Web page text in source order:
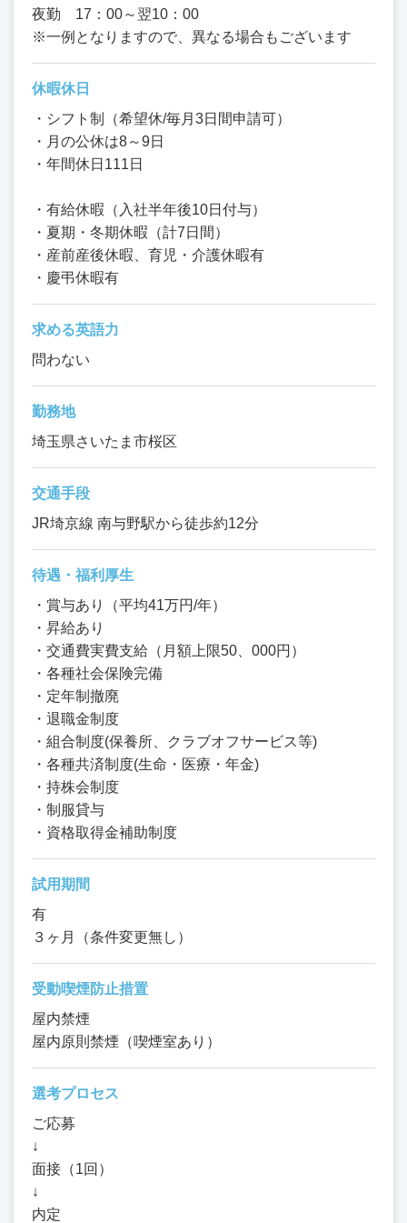
夜勤 17：00～翌10：00
※一例となりますので、異なる場合もございます
休暇休日
・シフト制（希望休/毎月3日間申請可）
・月の公休は8～9日
・年間休日111日
・有給休暇（入社半年後10日付与）
・夏期・冬期休暇（計7日間）
・産前産後休暇、育児・介護休暇有
・慶弔休暇有
求める英語力
問わない
勤務地
埼玉県さいたま市桜区
交通手段
JR埼京線 南与野駅から徒歩約12分
待遇・福利厚生
・賞与あり（平均41万円/年）
・昇給あり
・交通費実費支給（月額上限50、000円）
・各種社会保険完備
・定年制撤廃
・退職金制度
・組合制度(保養所、クラブオフサービス等)
・各種共済制度(生命・医療・年金)
・持株会制度
・制服貸与
・資格取得金補助制度
試用期間
有
３ヶ月（条件変更無し）
受動喫煙防止措置
屋内禁煙
屋内原則禁煙（喫煙室あり）
選考プロセス
ご応募
↓
面接（1回）
↓
内定